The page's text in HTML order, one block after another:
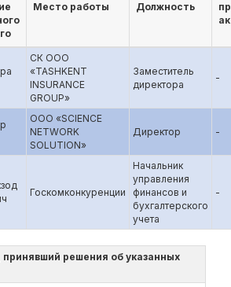
Место работы Должность
СК ООО
«TASHKENT
INSURANCE
GROUP»
Заместитель
директора
-
ООО «SCIENCE
NETWORK
SOLUTION»
Директор -
Госкомконкуренции
Начальник
управления
финансов и
бухгалтерского
учета
-
решения об указанных